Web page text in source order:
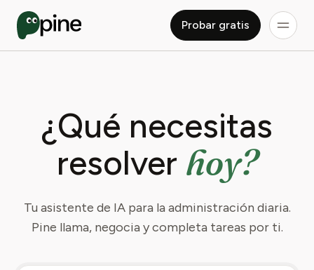
Probar gratis
¿Qué necesitas
resolver hoy?
Tu asistente de IA para la administración diaria.
Pine llama, negocia y completa tareas por ti.